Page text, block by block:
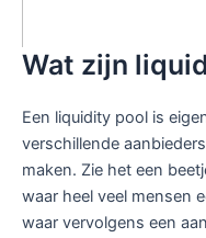
Wat zijn
Een liquidity pool is
verschillende
maken. Zie het een
waar heel veel mensen
waar vervolgens een